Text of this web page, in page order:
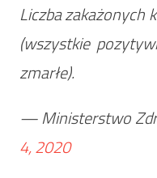
Liczba
(wszystkie
zmarłe).
— Ministerstwo
4, 2020